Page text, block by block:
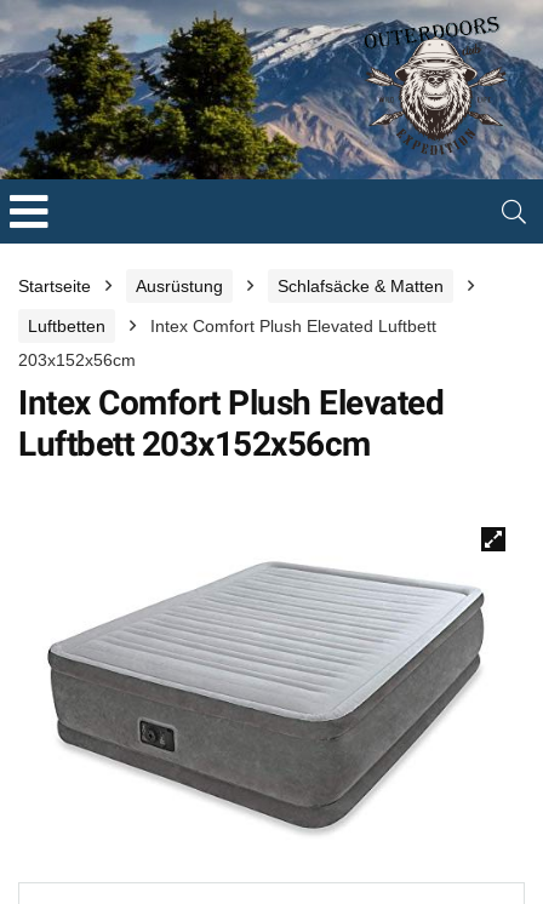
Startseite Ausrüstung Schlafsäcke & Matten
Luftbetten
Intex Comfort Plush Elevated Luftbett
203x152x56cm
Intex Comfort Plush Elevated
Luftbett 203x152x56cm